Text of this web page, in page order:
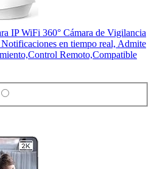
IP WiFi 360° Cámara de Vigilancia
en tiempo real, Admite
Remoto,Compatible